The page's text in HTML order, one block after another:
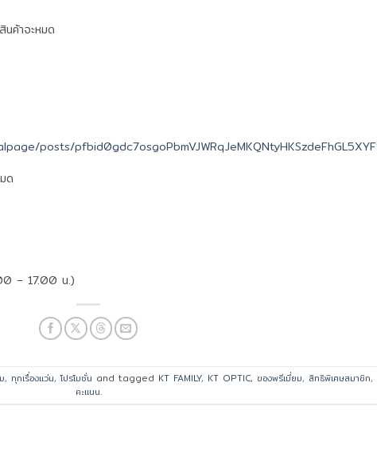
นค้าจะหมด
posts/
ด
– 17.00 น.)
, ทุกเรื่องแว่น,โปรโมชั่น and tagged KT FAMILY, KT OPTIC, ของพรีเมี่ยม, สิทธิพิเศษสมาชิก,
คะแนน.